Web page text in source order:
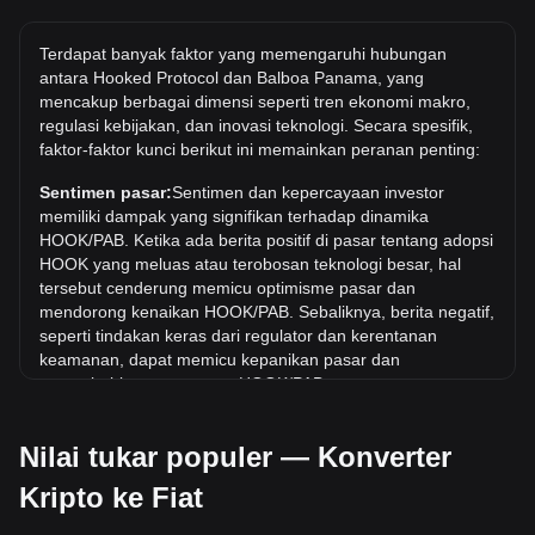
Berapa harga HOOK/PAB tertinggi sepanjang
sejarah?
Harga tertinggi sepanjang masa untuk 1 HOOK di PAB
adalah B/.4.06. Masih harus dilihat apakah nilai 1
HOOK/PAB akan melampaui nilai tertinggi saat ini.
Berapa tren harga di PAB?
Selama 7 hari terakhir, nilai tukar Hooked Protocol (HOOK)
telah turun sebesar 10.43%. Selama bulan terakhir, nilai
tukar Hooked Protocol (HOOK) telah turun sebesar 26.42%
terhadap Balboa Panama (PAB).
Terdapat banyak faktor yang memengaruhi hubungan
antara Hooked Protocol dan Balboa Panama, yang
mencakup berbagai dimensi seperti tren ekonomi makro,
regulasi kebijakan, dan inovasi teknologi. Secara spesifik,
faktor-faktor kunci berikut ini memainkan peranan penting:
Sentimen pasar:Sentimen dan kepercayaan investor
memiliki dampak yang signifikan terhadap dinamika
HOOK/PAB. Ketika ada berita positif di pasar tentang adopsi
HOOK yang meluas atau terobosan teknologi besar, hal
tersebut cenderung memicu optimisme pasar dan
mendorong kenaikan HOOK/PAB. Sebaliknya, berita negatif,
seperti tindakan keras dari regulator dan kerentanan
keamanan, dapat memicu kepanikan pasar dan
menyebabkan penurunan HOOK/PAB.
seputar mata uang kripto memiliki dampak langsung pada
penerimaannya, yang pada gilirannya menentukan nilainya
relatif terhadap mata uang tradisional seperti dolar AS.
Nilai tukar populer — Konverter
Kripto ke Fiat